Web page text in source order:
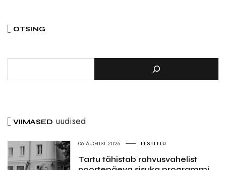
OTSING
VIIMASED uudised
06.AUGUST 2026 EESTI ELU
Tartu tähistab rahvusvahelist